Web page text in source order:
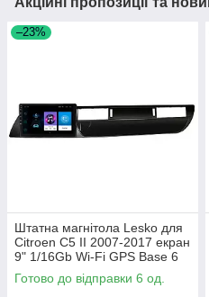
–23%
Штатна магнітола Lesko для
Citroen C5 II 2007-2017 екран
9" 1/16Gb Wi-Fi GPS Base 6
шт.
Готово до відправки 6 од.